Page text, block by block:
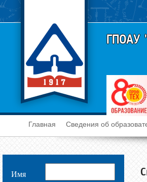
ГПОАУ
Главная Сведения об
Имя